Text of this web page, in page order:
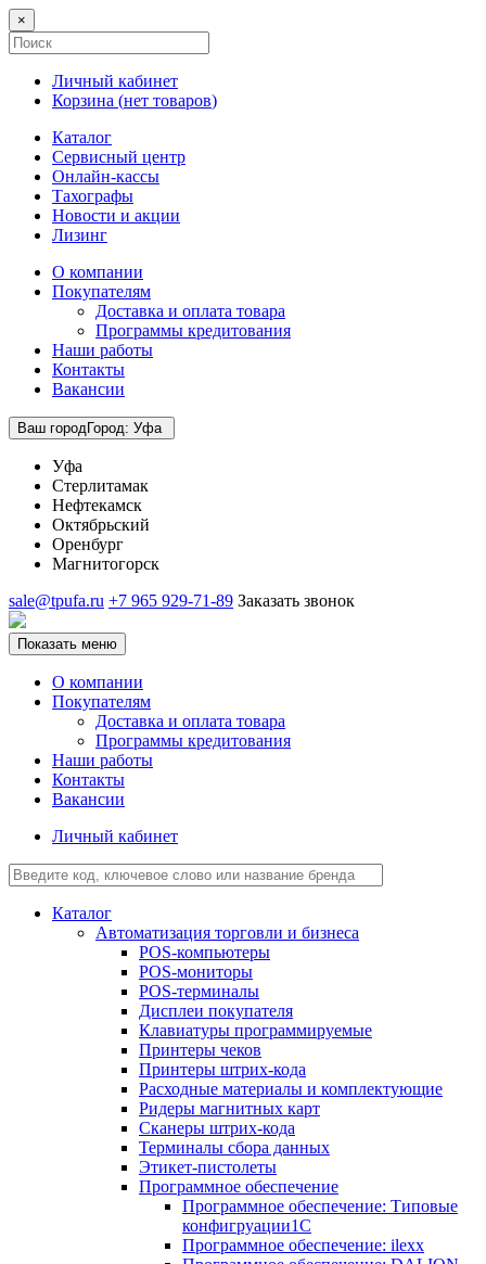
×
Личный кабинет
Корзина (нет товаров)
Каталог
Сервисный центр
Онлайн-кассы
Тахографы
Новости и акции
Лизинг
О компании
Покупателям
Доставка и оплата товара
Программы кредитования
Наши работы
Контакты
Вакансии
Ваш городГород: Уфа
Уфа
Стерлитамак
Нефтекамск
Октябрьский
Оренбург
Магнитогорск
sale@tpufa.ru +7 965 929-71-89 Заказать звонок
Показать меню
О компании
Покупателям
Доставка и оплата товара
Программы кредитования
Наши работы
Контакты
Вакансии
Личный кабинет
Каталог
Автоматизация торговли и бизнеса
POS-компьютеры
POS-мониторы
POS-терминалы
Дисплеи покупателя
Клавиатуры программируемые
Принтеры чеков
Принтеры штрих-кода
Расходные материалы и комплектующие
Ридеры магнитных карт
Сканеры штрих-кода
Терминалы сбора данных
Этикет-пистолеты
Программное обеспечение
Программное обеспечение: Типовые
конфигруации1С
Программное обеспечение: ilexx